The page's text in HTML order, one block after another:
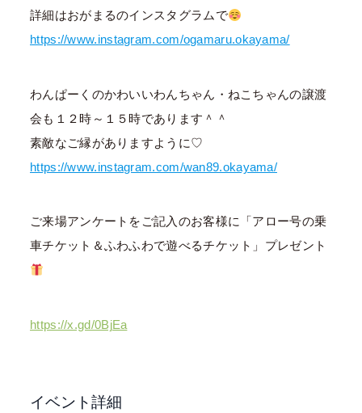
詳細はおがまるのインスタグラムで
https://www.instagram.com/ogamaru.okayama/
わんぱーくのかわいいわんちゃん・ねこちゃんの譲渡
会も１２時～１５時であります＾＾
素敵なご縁がありますように♡
https://www.instagram.com/wan89.okayama/
ご来場アンケートをご記入のお客様に「アロー号の乗
車チケット＆ふわふわで遊べるチケット」プレゼント
https://x.gd/0BjEa
イベント詳細